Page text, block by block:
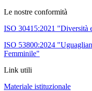
Le nostre conformità
ISO 30415:2021 "Diversità
ISO 53800:2024
Femminile"
Link utili
Materiale istituzionale